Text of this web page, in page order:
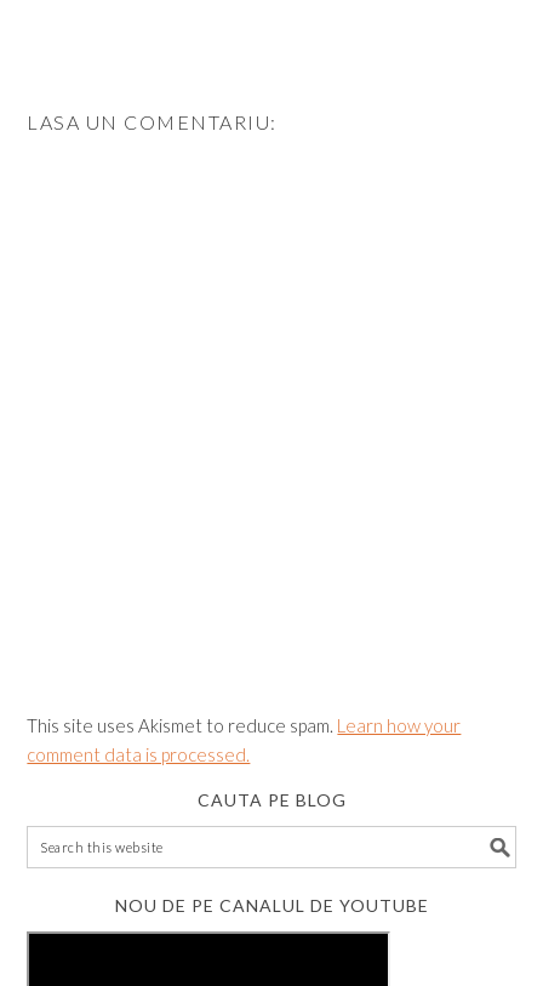
LASA UN COMENTARIU:
This site uses Akismet to reduce spam. Learn how your
comment data is processed.
CAUTA PE BLOG
NOU DE PE CANALUL DE YOUTUBE